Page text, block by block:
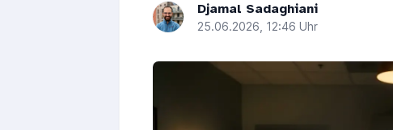
Djamal Sadaghiani
25.06.2026, 12:46 Uhr